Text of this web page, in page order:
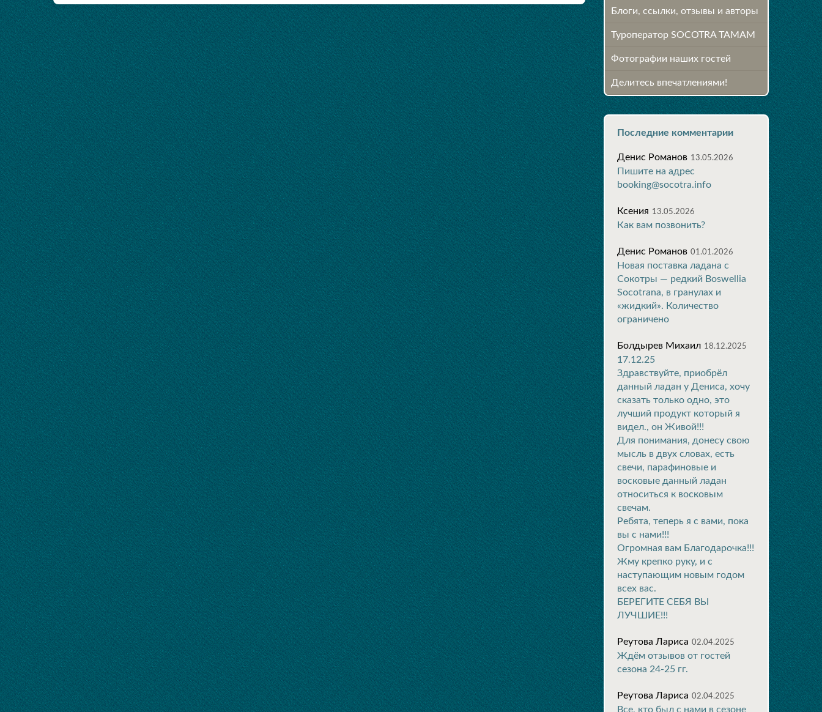
Блоги, ссылки, отзывы и авторы
Туроператор SOCOTRA TAMAM
Фотографии наших гостей
Делитесь впечатлениями!
Последние комментарии
Денис Романов 13.05.2026
Пишите на адрес
booking@socotra.info
Ксения 13.05.2026
Как вам позвонить?
Денис Романов 01.01.2026
Новая поставка ладана с
Сокотры — редкий Boswellia
Socotrana, в гранулах и
«жидкий». Количество
ограничено
Болдырев Михаил 18.12.2025
17.12.25
Здравствуйте, приобрёл
данный ладан у Дениса, хочу
сказать только одно, это
лучший продукт который я
видел., он Живой!!!
Для понимания, донесу свою
мысль в двух словах, есть
свечи, парафиновые и
восковые данный ладан
относиться к восковым
свечам.
Ребята, теперь я с вами, пока
вы с нами!!!
Огромная вам Благодарочка!!!
Жму крепко руку, и с
наступающим новым годом
всех вас.
БЕРЕГИТЕ СЕБЯ ВЫ
ЛУЧШИЕ!!!
Реутова Лариса 02.04.2025
Ждём отзывов от гостей
сезона 24-25 гг.
Реутова Лариса 02.04.2025
Все, кто был с нами в сезоне